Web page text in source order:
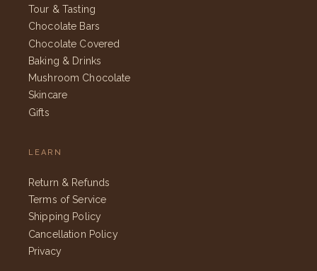
Tour & Tasting
Chocolate Bars
Chocolate Covered
Baking & Drinks
Mushroom Chocolate
Skincare
Gifts
LEARN
Return & Refunds
Terms of Service
Shipping Policy
Cancellation Policy
Privacy